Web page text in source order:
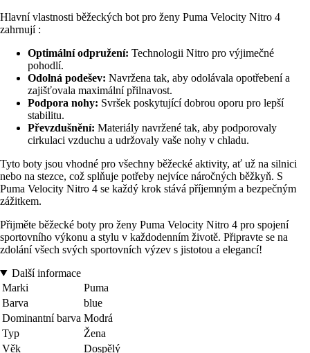
Hlavní vlastnosti běžeckých bot pro ženy Puma Velocity Nitro 4
zahrnují :
Optimální odpružení: Technologii Nitro pro výjimečné
pohodlí.
Odolná podešev: Navržena tak, aby odolávala opotřebení a
zajišťovala maximální přilnavost.
Podpora nohy: Svršek poskytující dobrou oporu pro lepší
stabilitu.
Převzdušnění: Materiály navržené tak, aby podporovaly
cirkulaci vzduchu a udržovaly vaše nohy v chladu.
Tyto boty jsou vhodné pro všechny běžecké aktivity, ať už na silnici
nebo na stezce, což splňuje potřeby nejvíce náročných běžkyň. S
Puma Velocity Nitro 4 se každý krok stává příjemným a bezpečným
zážitkem.
Přijměte běžecké boty pro ženy Puma Velocity Nitro 4 pro spojení
sportovního výkonu a stylu v každodenním životě. Připravte se na
zdolání všech svých sportovních výzev s jistotou a elegancí!
Další informace
Marki
Puma
Barva
blue
Dominantní barva Modrá
Typ
Žena
Věk
Dospělý